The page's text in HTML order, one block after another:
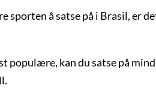
sporten å satse på i Brasil, er
populære, kan du satse på